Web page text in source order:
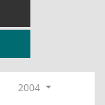
2004